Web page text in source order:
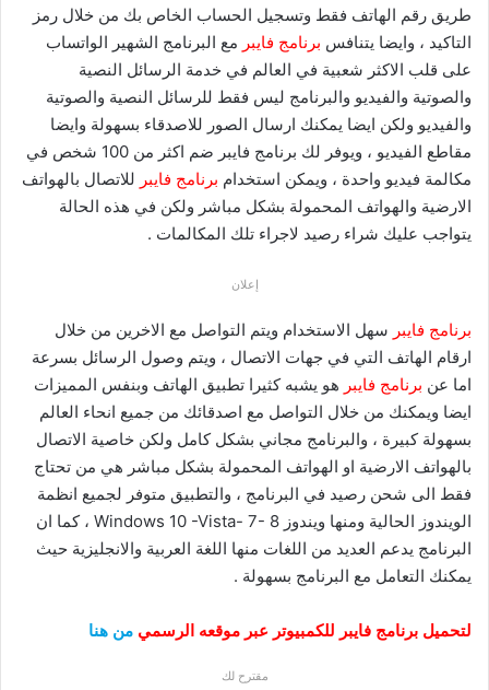
طريق رقم الهاتف فقط وتسجيل الحساب الخاص بك من خلال رمز
التاكيد ، وايضا يتنافس برنامج فايبر مع البرنامج الشهير الواتساب
على قلب الاكثر شعبية في العالم في خدمة الرسائل النصية
والصوتية والفيديو والبرنامج ليس فقط للرسائل النصية والصوتية
والفيديو ولكن ايضا يمكنك ارسال الصور للاصدقاء بسهولة وايضا
مقاطع الفيديو ، ويوفر لك برنامج فايبر ضم اكثر من 100 شخص في
مكالمة فيديو واحدة ، ويمكن استخدام برنامج فايبر للاتصال بالهواتف
الارضية والهواتف المحمولة بشكل مباشر ولكن في هذه الحالة
يتواجب عليك شراء رصيد لاجراء تلك المكالمات .
إعلان
برنامج فايبر سهل الاستخدام ويتم التواصل مع الاخرين من خلال
ارقام الهاتف التي في جهات الاتصال ، ويتم وصول الرسائل بسرعة
اما عن برنامج فايبر هو يشبه كثيرا تطبيق الهاتف وبنفس المميزات
ايضا ويمكنك من خلال التواصل مع اصدقائك من جميع انحاء العالم
بسهولة كبيرة ، والبرنامج مجاني بشكل كامل ولكن خاصية الاتصال
بالهواتف الارضية او الهواتف المحمولة بشكل مباشر هي من تحتاج
فقط الى شحن رصيد في البرنامج ، والتطبيق متوفر لجميع انظمة
الويندوز الحالية ومنها ويندوز Windows 10 -Vista- 7- 8 ، كما ان
البرنامج يدعم العديد من اللغات منها اللغة العربية والانجليزية حيث
يمكنك التعامل مع البرنامج بسهولة .
لتحميل برنامج فايبر للكمبيوتر عبر موقعه الرسمي من هنا
مقترح لك